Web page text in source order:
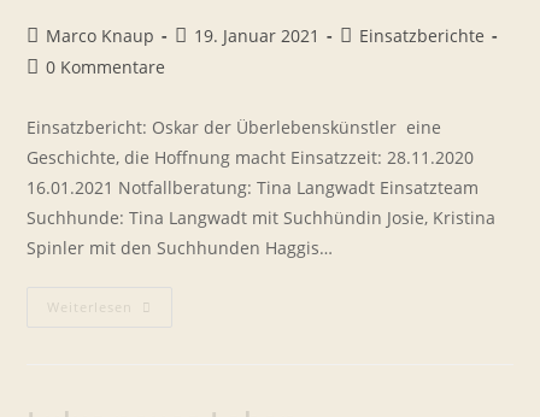
Beitrags-
Autor:
Marco Knaup
Beitrag
19. Januar 2021
Beitrags-
Einsatzberichte
Beitrags-
0 Kommentare
Einsatzbericht: Oskar der Überlebenskünstler  eine
Geschichte, die Hoffnung macht Einsatzzeit: 28.11.2020 
16.01.2021 Notfallberatung: Tina Langwadt Einsatzteam
Suchhunde: Tina Langwadt mit Suchhündin Josie, Kristina
Spinler mit den Suchhunden Haggis…
Weiterlesen Oskar